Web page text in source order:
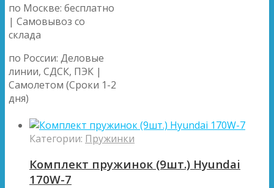
по Москве: бесплатно
| Самовывоз со
склада
по России: Деловые
линии, СДСК, ПЭК |
Самолетом (Сроки 1-2
дня)
Категории: Пружинки
Комплект пружинок (9шт.) Hyundai
170W-7